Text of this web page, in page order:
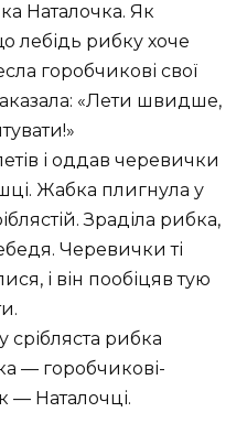
Наталочка. Як
лебідь рибку хоче
горобчикові свої
«Лети швидше,
і оддав черевички
Жабка плигнула у
Зраділа рибка,
Черевички ті
і він пообіцяв тую
рибка
— горобчикові-
— Наталочці.